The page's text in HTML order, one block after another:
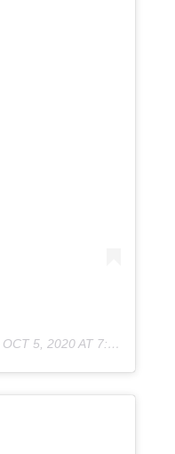
OCT 5, 2020 AT 7:20AM PDT